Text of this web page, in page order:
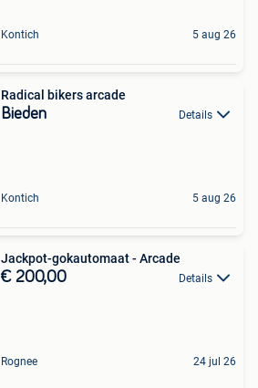
Kontich 5 aug 26
Radical bikers arcade
Bieden Details
Kontich 5 aug 26
Jackpot-gokautomaat - Arcade
€ 200,00 Details
Rognee 24 jul 26